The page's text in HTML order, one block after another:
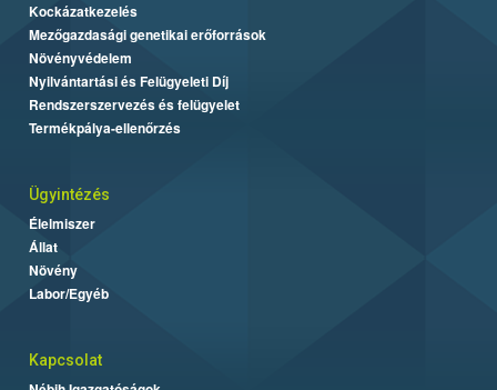
Kockázatkezelés
Mezőgazdasági genetikai erőforrások
Növényvédelem
Nyilvántartási és Felügyeleti Díj
Rendszerszervezés és felügyelet
Termékpálya-ellenőrzés
Ügyintézés
Élelmiszer
Állat
Növény
Labor/Egyéb
Kapcsolat